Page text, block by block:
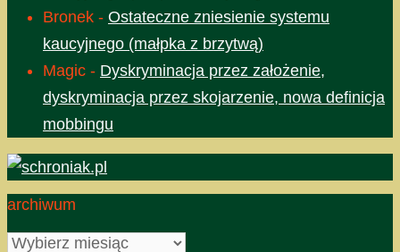
Bronek - Ostateczne zniesienie systemu
kaucyjnego (małpka z brzytwą)
Magic - Dyskryminacja przez założenie,
dyskryminacja przez skojarzenie, nowa definicja
mobbingu
archiwum
archiwum